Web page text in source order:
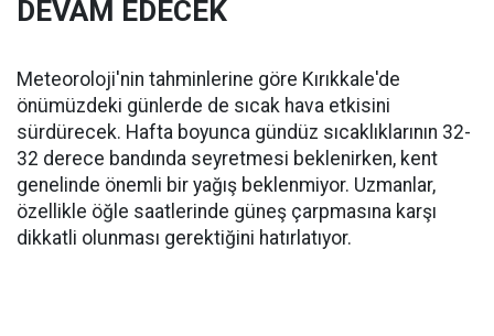
DEVAM EDECEK
Meteoroloji'nin tahminlerine göre Kırıkkale'de
önümüzdeki günlerde de sıcak hava etkisini
sürdürecek. Hafta boyunca gündüz sıcaklıklarının 32-
32 derece bandında seyretmesi beklenirken, kent
genelinde önemli bir yağış beklenmiyor. Uzmanlar,
özellikle öğle saatlerinde güneş çarpmasına karşı
dikkatli olunması gerektiğini hatırlatıyor.